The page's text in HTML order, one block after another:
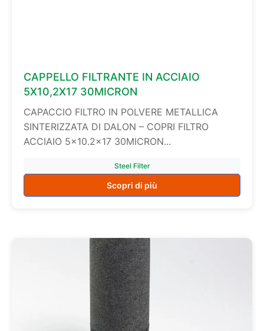
CAPPELLO FILTRANTE IN ACCIAIO
5X10,2X17 30MICRON
CAPACCIO FILTRO IN POLVERE METALLICA
SINTERIZZATA DI DALON – COPRI FILTRO
ACCIAIO 5×10.2×17 30MICRON...
Steel Filter
Scopri di più